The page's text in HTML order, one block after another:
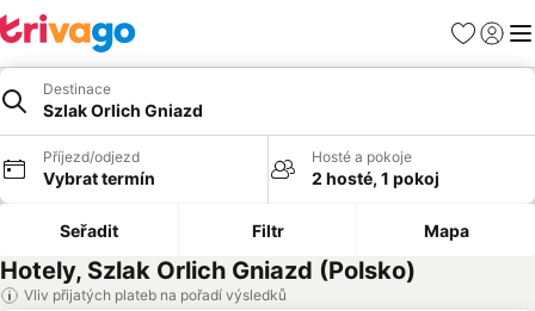
Oblíbené
Destinace
Szlak Orlich Gniazd
Příjezd/odjezd
Vybrat termín
Hosté a pokoje
2 hosté, 1 pokoj
Seřadit Filtr Mapa
Hotely, Szlak Orlich Gniazd (Polsko)
Vliv přijatých plateb na pořadí výsledků